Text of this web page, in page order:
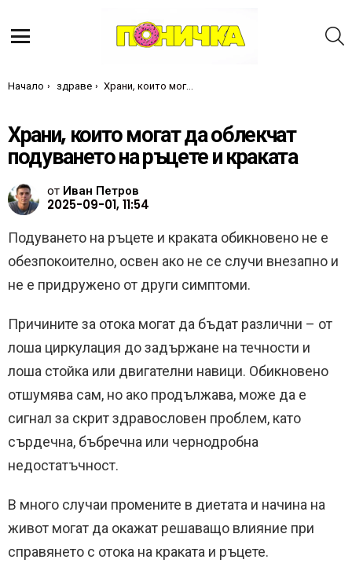
Ти си тук:
Начало здраве Храни, които могат да облекчат подуването на ръцете и краката
Храни, които могат да облекчат
подуването на ръцете и краката
от Иван Петров
2025-09-01, 11:54
Подуването на ръцете и краката обикновено не е
обезпокоително, освен ако не се случи внезапно и
не е придружено от други симптоми.
Причините за отока могат да бъдат различни – от
лоша циркулация до задържане на течности и
лоша стойка или двигателни навици. Обикновено
отшумява сам, но ако продължава, може да е
сигнал за скрит здравословен проблем, като
сърдечна, бъбречна или чернодробна
недостатъчност.
В много случаи промените в диетата и начина на
живот могат да окажат решаващо влияние при
справянето с отока на краката и ръцете.